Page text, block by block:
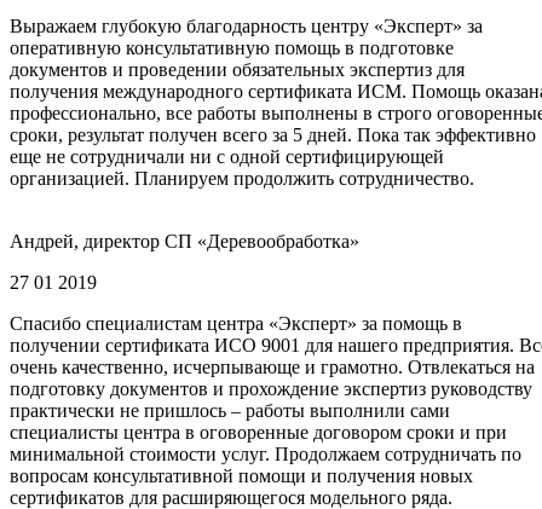
Выражаем глубокую благодарность центру «Эксперт» за
оперативную консультативную помощь в подготовке
документов и проведении обязательных экспертиз для
получения международного сертификата ИСМ. Помощь
профессионально, все работы выполнены в строго
сроки, результат получен всего за 5 дней. Пока так эффективно
еще не сотрудничали ни с одной сертифицирующей
организацией. Планируем продолжить сотрудничество.
Андрей, директор СП «Деревообработка»
27 01 2019
Спасибо специалистам центра «Эксперт» за помощь в
получении сертификата ИСО 9001 для нашего предприятия.
очень качественно, исчерпывающе и грамотно. Отвлекаться на
подготовку документов и прохождение экспертиз руководству
практически не пришлось – работы выполнили сами
специалисты центра в оговоренные договором сроки и при
минимальной стоимости услуг. Продолжаем сотрудничать по
вопросам консультативной помощи и получения новых
сертификатов для расширяющегося модельного ряда.